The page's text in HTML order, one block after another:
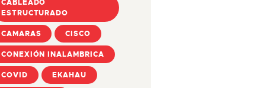
CABLEADO
ESTRUCTURADO
CAMARAS CISCO
CONEXIÓN INALAMBRICA
COVID EKAHAU